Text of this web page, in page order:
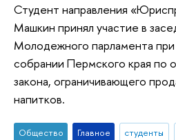
Студент направления
Машкин принял участие в
Молодежного парламента
собрании Пермского края по
закона, ограничивающего
напитков.
Общество Главное студенты